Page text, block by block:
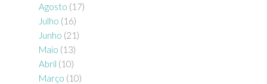
Agosto (17)
Julho (16)
Junho (21)
Maio (13)
Abril (10)
Março (10)